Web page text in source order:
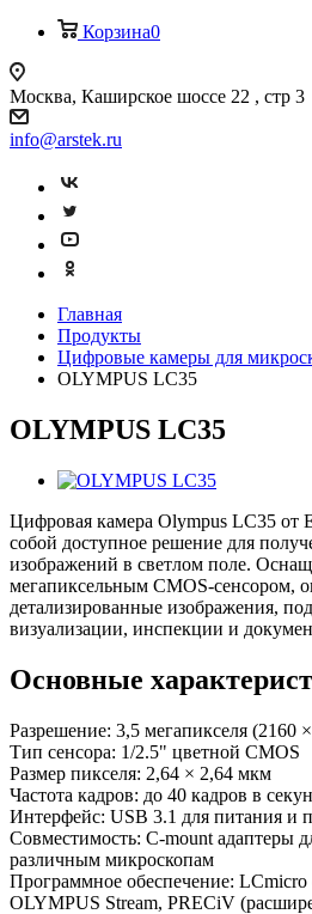
Корзина0
Москва, Каширское шоссе 22 , стр 3
info@arstek.ru
Главная
Продукты
Цифровые камеры для
OLYMPUS LC35
OLYMPUS LC35
Цифровая камера Olympus LC35 от
собой доступное решение для
изображений в светлом поле.
мегапиксельным CMOS-сенсором,
детализированные изображения,
визуализации, инспекции и
Основные
Разрешение: 3,5 мегапикселя (2160
Тип сенсора: 1/2.5" цветной CMOS
Размер пикселя: 2,64 × 2,64 мкм
Частота кадров: до 40 кадров в
Интерфейс: USB 3.1 для питания и
Совместимость: C-mount адаптеры
различным микроскопам
Программное обеспечение: LCmicro
OLYMPUS Stream, PRECiV